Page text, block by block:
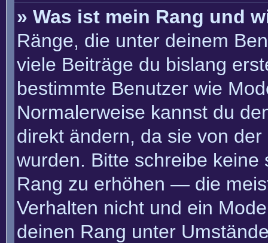
» Was ist mein Rang und
Ränge, die unter deinem
viele Beiträge du bislang
bestimmte Benutzer wie
Normalerweise kannst du
direkt ändern, da sie von
wurden. Bitte schreibe
Rang zu erhöhen — die
Verhalten nicht und ein
deinen Rang unter